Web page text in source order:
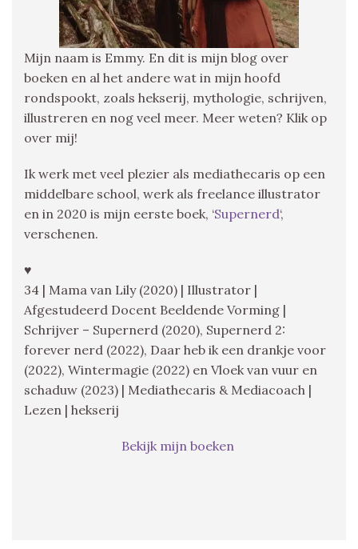
Mijn naam is Emmy. En dit is mijn blog over
boeken en al het andere wat in mijn hoofd
rondspookt, zoals hekserij, mythologie, schrijven,
illustreren en nog veel meer. Meer weten? Klik op
over mij!
Ik werk met veel plezier als mediathecaris op een
middelbare school, werk als freelance illustrator
en in 2020 is mijn eerste boek, ‘Supernerd‘,
verschenen.
♥
34 | Mama van Lily (2020) | Illustrator |
Afgestudeerd Docent Beeldende Vorming |
Schrijver – Supernerd (2020), Supernerd 2:
forever nerd (2022), Daar heb ik een drankje voor
(2022), Wintermagie (2022) en Vloek van vuur en
schaduw (2023) | Mediathecaris & Mediacoach |
Lezen | hekserij
Bekijk mijn boeken